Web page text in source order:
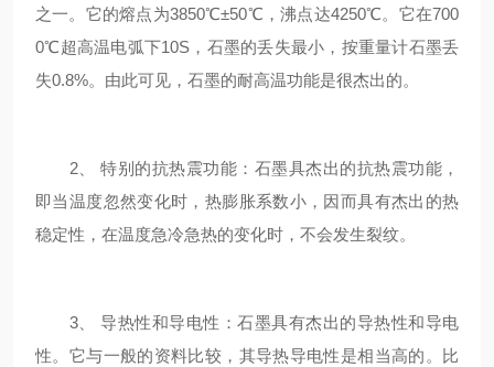
之一。它的熔点为3850℃±50℃，沸点达4250℃。它在700
0℃超高温电弧下10S，石墨的丢失最小，按重量计石墨丢
失0.8%。由此可见，石墨的耐高温功能是很杰出的。
2、 特别的抗热震功能：石墨具杰出的抗热震功能，
即当温度忽然变化时，热膨胀系数小，因而具有杰出的热
稳定性，在温度急冷急热的变化时，不会发生裂纹。
3、 导热性和导电性：石墨具有杰出的导热性和导电
性。它与一般的资料比较，其导热导电性是相当高的。比